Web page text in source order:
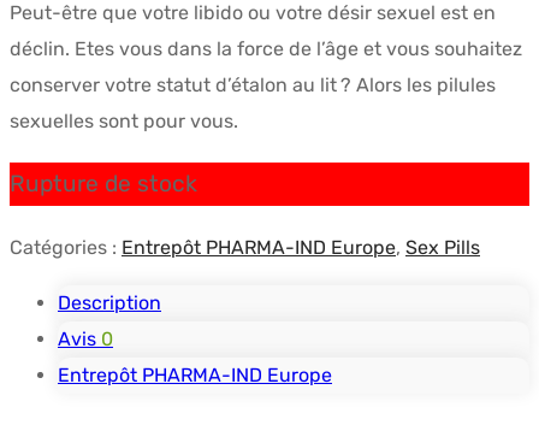
initial
Peut-être que votre libido ou votre désir sexuel est en
déclin. Etes vous dans la force de l’âge et vous souhaitez
conserver votre statut d’étalon au lit ? Alors les pilules
sexuelles sont pour vous.
Rupture de stock
Catégories : Entrepôt PHARMA-IND Europe, Sex Pills
Description
Avis 0
Entrepôt PHARMA-IND Europe